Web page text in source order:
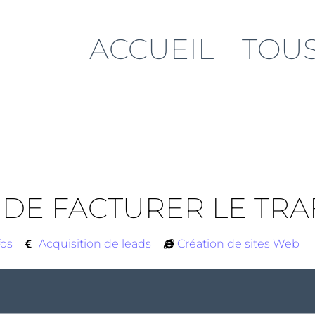
ACCUEIL
FACTURER LE
Acquisition de leads Création de sites Web